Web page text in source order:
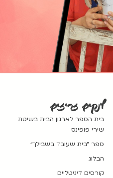
לינקים זריזים
בית הספר לארגון הבית בשיטת
שירי פופינס
ספר ״בית שעובד בשבילך״
הבלוג
קורסים דיגיטליים